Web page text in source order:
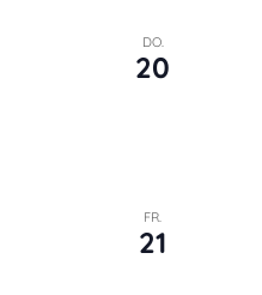
DO.
20
FR.
21